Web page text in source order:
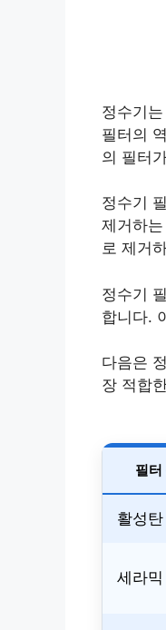
정수기
필터의
의 필터
정수기
제거하
로 제거
정수기
합니다.
다음은
장 적합
필터
활성
세라믹